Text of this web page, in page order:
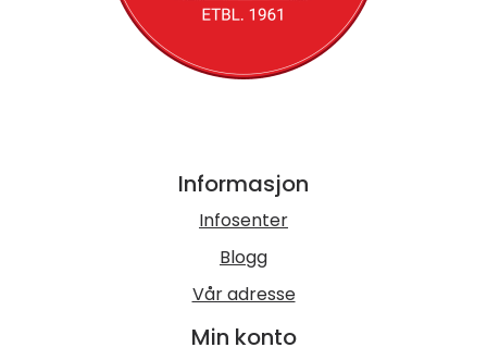
Informasjon
Infosenter
Blogg
Vår adresse
Min konto